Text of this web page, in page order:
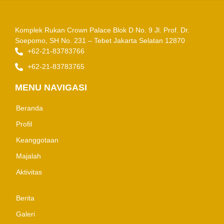
Komplek Rukan Crown Palace Blok D No. 9 Jl. Prof. Dr.
Soepomo, SH No. 231 – Tebet Jakarta Selatan 12870
+62-21-83783766
+62-21-83783765
MENU NAVIGASI
Beranda
Profil
Keanggotaan
Majalah
Aktivitas
Berita
Galeri